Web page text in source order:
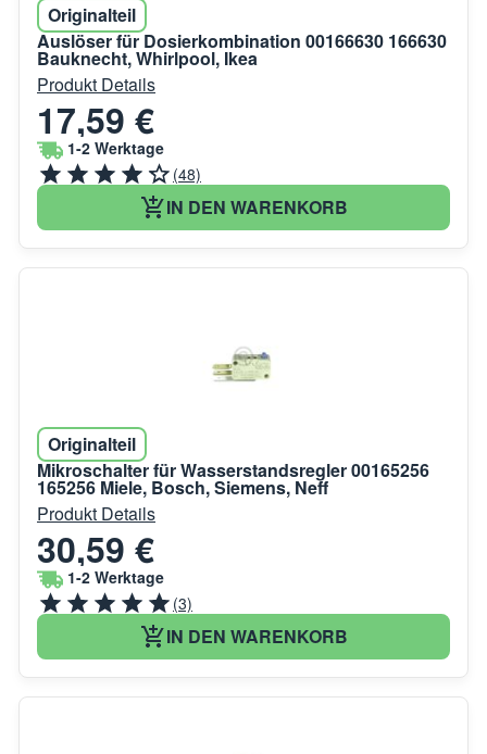
Originalteil
Auslöser für Dosierkombination 00166630 166630
Bauknecht, Whirlpool, Ikea
Produkt Details
17,59 €
1-2 Werktage
(48)
IN DEN WARENKORB
Originalteil
Mikroschalter für Wasserstandsregler 00165256
165256 Miele, Bosch, Siemens, Neff
Produkt Details
30,59 €
1-2 Werktage
(3)
IN DEN WARENKORB